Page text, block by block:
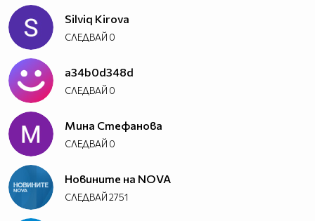
Silviq Kirova
СЛЕДВАЙ 0
a34b0d348d
СЛЕДВАЙ 0
Мина Стефанова
СЛЕДВАЙ 0
Новините на NOVA
СЛЕДВАЙ2751